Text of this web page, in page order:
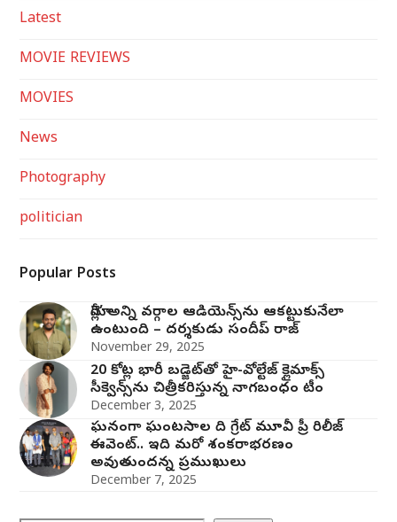
Latest
MOVIE REVIEWS
MOVIES
News
Photography
politician
Popular Posts
మోగ్లీ’ అన్ని వర్గాల ఆడియెన్స్‌ను ఆకట్టుకునేలా
ఉంటుంది – దర్శకుడు సందీప్ రాజ్
November 29, 2025
20 కోట్ల భారీ బడ్జెట్‌తో హై-వోల్టేజ్ క్లైమాక్స్
సీక్వెన్స్‌ను చిత్రీకరిస్తున్న నాగబంధం టీం
December 3, 2025
ఘనంగా ఘంటసాల ది గ్రేట్ మూవీ ప్రీ రిలీజ్
ఈవెంట్.. ఇది మరో శంకరాభరణం
అవుతుందన్న ప్రముఖులు
December 7, 2025